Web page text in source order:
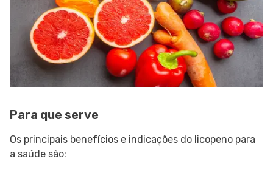
Para que serve
Os principais benefícios e indicações do licopeno para
a saúde são: